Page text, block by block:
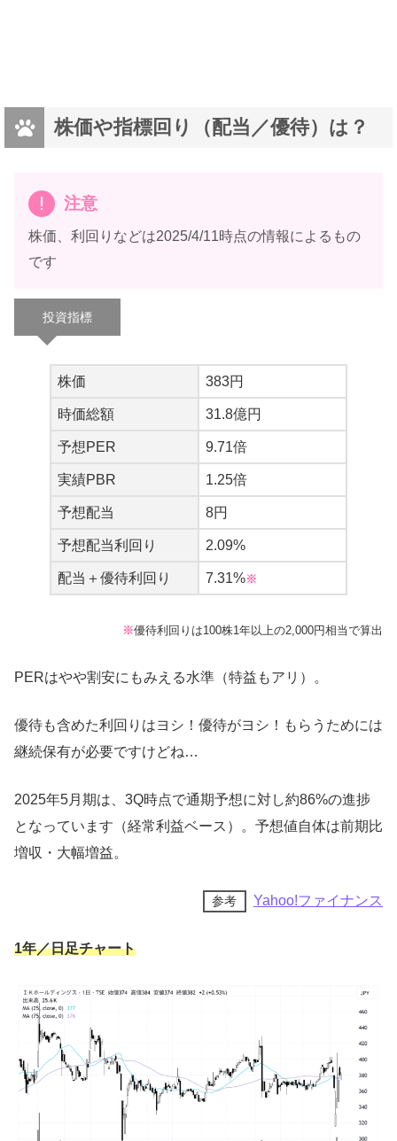
株価や指標回り（配当／優待）は？
注意
株価、利回りなどは2025/4/11時点の情報によるもの
です
投資指標
株価 383円
時価総額 31.8億円
予想PER 9.71倍
実績PBR 1.25倍
予想配当 8円
予想配当利回り 2.09%
配当＋優待利回り 7.31%※
※優待利回りは100株1年以上の2,000円相当で算出
PERはやや割安にもみえる水準（特益もアリ）。
優待も含めた利回りはヨシ！優待がヨシ！もらうためには
継続保有が必要ですけどね…
2025年5月期は、3Q時点で通期予想に対し約86%の進捗
となっています（経常利益ベース）。予想値自体は前期比
増収・大幅増益。
参考 Yahoo!ファイナンス
1年／日足チャート